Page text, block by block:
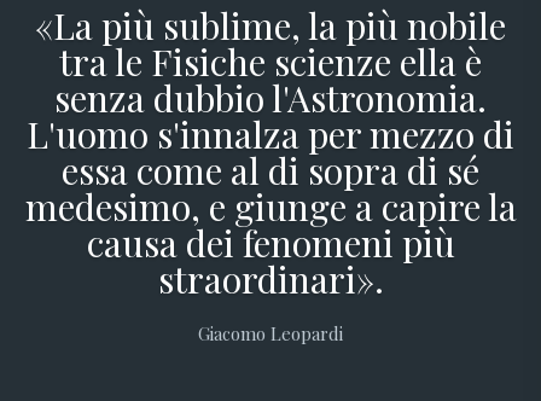
«La più sublime, la più nobile
tra le Fisiche scienze ella è
senza dubbio l'Astronomia.
L'uomo s'innalza per mezzo di
essa come al di sopra di sé
medesimo, e giunge a capire la
causa dei fenomeni più
straordinari».
Giacomo Leopardi